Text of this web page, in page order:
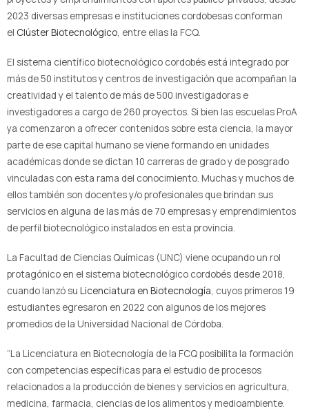
2023 diversas empresas e instituciones cordobesas conforman
el Clúster Biotecnológico, entre ellas la FCQ.
El sistema científico biotecnológico cordobés está integrado por
más de 50 institutos y centros de investigación que acompañan la
creatividad y el talento de más de 500 investigadoras e
investigadores a cargo de 260 proyectos. Si bien las escuelas ProA
ya comenzaron a ofrecer contenidos sobre esta ciencia, la mayor
parte de ese capital humano se viene formando en unidades
académicas donde se dictan 10 carreras de grado y de posgrado
vinculadas con esta rama del conocimiento. Muchas y muchos de
ellos también son docentes y/o profesionales que brindan sus
servicios en alguna de las más de 70 empresas y emprendimientos
de perfil biotecnológico instalados en esta provincia.
La Facultad de Ciencias Químicas (UNC) viene ocupando un rol
protagónico en el sistema biotecnológico cordobés desde 2018,
cuando lanzó su Licenciatura en Biotecnología, cuyos primeros 19
estudiantes egresaron en 2022 con algunos de los mejores
promedios de la Universidad Nacional de Córdoba.
“La Licenciatura en Biotecnología de la FCQ posibilita la formación
con competencias específicas para el estudio de procesos
relacionados a la producción de bienes y servicios en agricultura,
medicina, farmacia, ciencias de los alimentos y medioambiente.